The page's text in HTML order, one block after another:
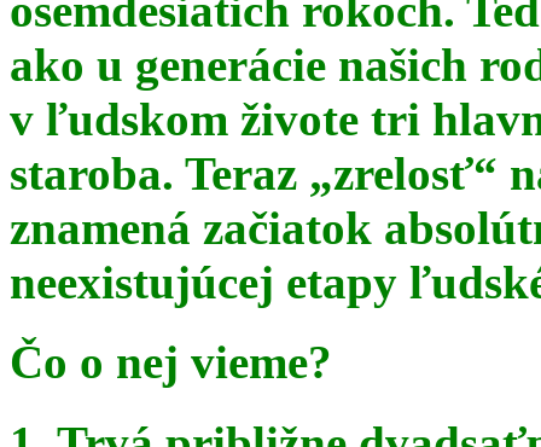
osemdesiatich rokoch.
ako u generácie našich
v ľudskom živote tri
staroba. Teraz „zrelosť“
znamená začiatok
neexistujúcej etapy
Čo o nej vieme?